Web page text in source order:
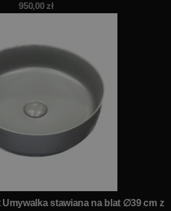
950,00zł
stawiana na blat ∅39 cm z